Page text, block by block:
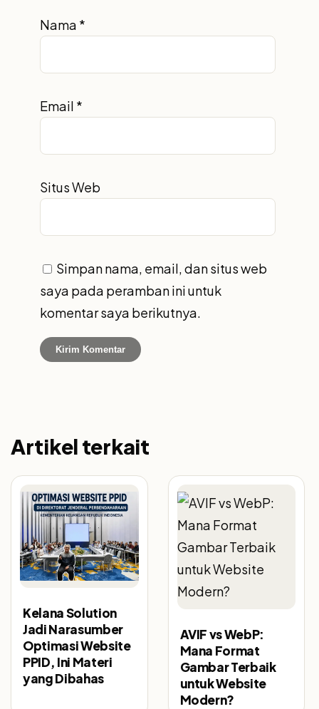
Nama *
Email *
Situs Web
Simpan nama, email, dan situs web
saya pada peramban ini untuk
komentar saya berikutnya.
Artikel terkait
Kelana Solution
Jadi Narasumber
Optimasi Website
PPID, Ini Materi
yang Dibahas
AVIF vs WebP:
Mana Format
Gambar Terbaik
untuk Website
Modern?